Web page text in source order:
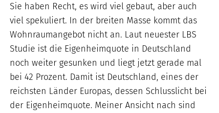
Sie haben Recht, es wird viel gebaut, aber auch
viel spekuliert. In der breiten Masse kommt das
Wohnraumangebot nicht an. Laut neuester LBS
Studie ist die Eigenheimquote in Deutschland
noch weiter gesunken und liegt jetzt gerade mal
bei 42 Prozent. Damit ist Deutschland, eines der
reichsten Länder Europas, dessen Schlusslicht bei
der Eigenheimquote. Meiner Ansicht nach sind